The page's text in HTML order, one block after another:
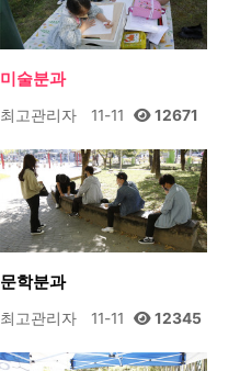
미술분과
최고관리자 11-11 12671
문학분과
최고관리자 11-11 12345